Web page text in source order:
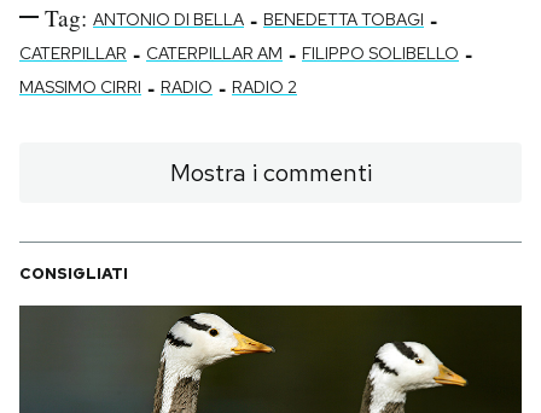
Tag: ANTONIO DI BELLA - BENEDETTA TOBAGI -
CATERPILLAR - CATERPILLAR AM - FILIPPO SOLIBELLO -
MASSIMO CIRRI - RADIO - RADIO 2
Mostra i commenti
CONSIGLIATI